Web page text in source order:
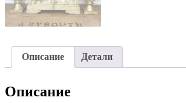
Описание Детали
Описание